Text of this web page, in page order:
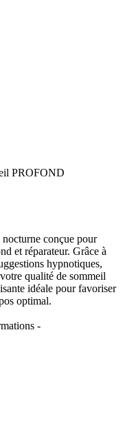
PROFOND
nocturne conçue pour
et réparateur. Grâce à
hypnotiques,
qualité de sommeil
idéale pour favoriser
optimal.
-